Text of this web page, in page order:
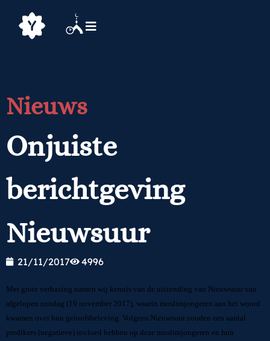
Nieuws
Onjuiste
berichtgeving
Nieuwsuur
21/11/2017 4996
Met grote verbazing namen wij kennis van de uitzending van Nieuwsuur van
afgelopen zondag (19 november 2017), waarin moslimjongeren aan het woord
kwamen over hun geloofsbeleving. Volgens Nieuwsuur zouden een aantal
predikers (negatieve) invloed hebben op deze moslimjongeren en hun